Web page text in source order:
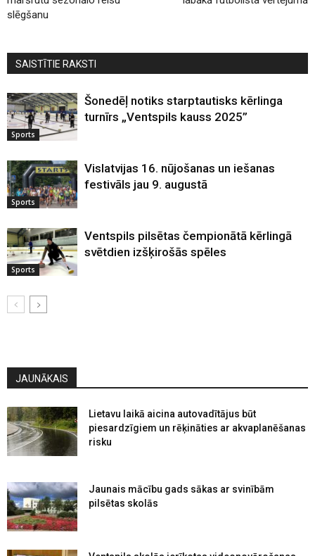
slēgšanu
SAISTĪTIE RAKSTI
Sports
Šonedēļ notiks starptautisks kērlinga
turnīrs „Ventspils kauss 2025”
Sports
Vislatvijas 16. nūjošanas un iešanas
festivāls jau 9. augustā
Sports
Ventspils pilsētas čempionātā kērlingā
svētdien izšķirošās spēles
JAUNĀKAIS
Lietavu laikā aicina autovadītājus būt
piesardzīgiem un rēķināties ar akvaplanēšanas
risku
Jaunais mācību gads sākas ar svinībām
pilsētas skolās